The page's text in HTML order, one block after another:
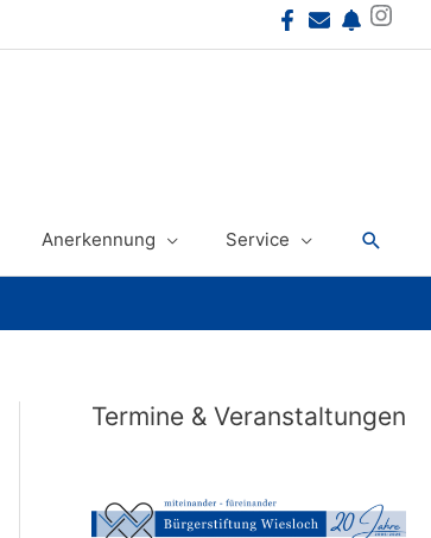
Instagram
Anerkennung Service
Termine & Veranstaltungen